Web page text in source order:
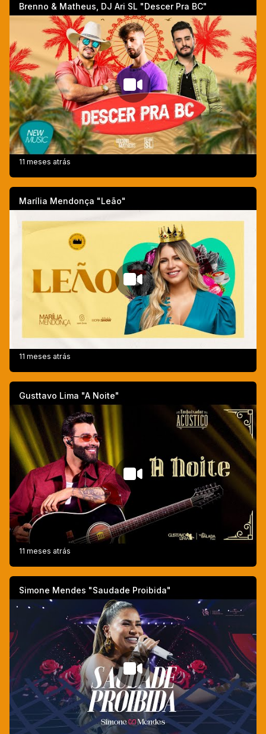
Brenno & Matheus, DJ Ari SL "Descer Pra BC"
11 meses atrás
Marília Mendonça "Leão"
11 meses atrás
Gusttavo Lima "A Noite"
11 meses atrás
Simone Mendes "Saudade Proibida"